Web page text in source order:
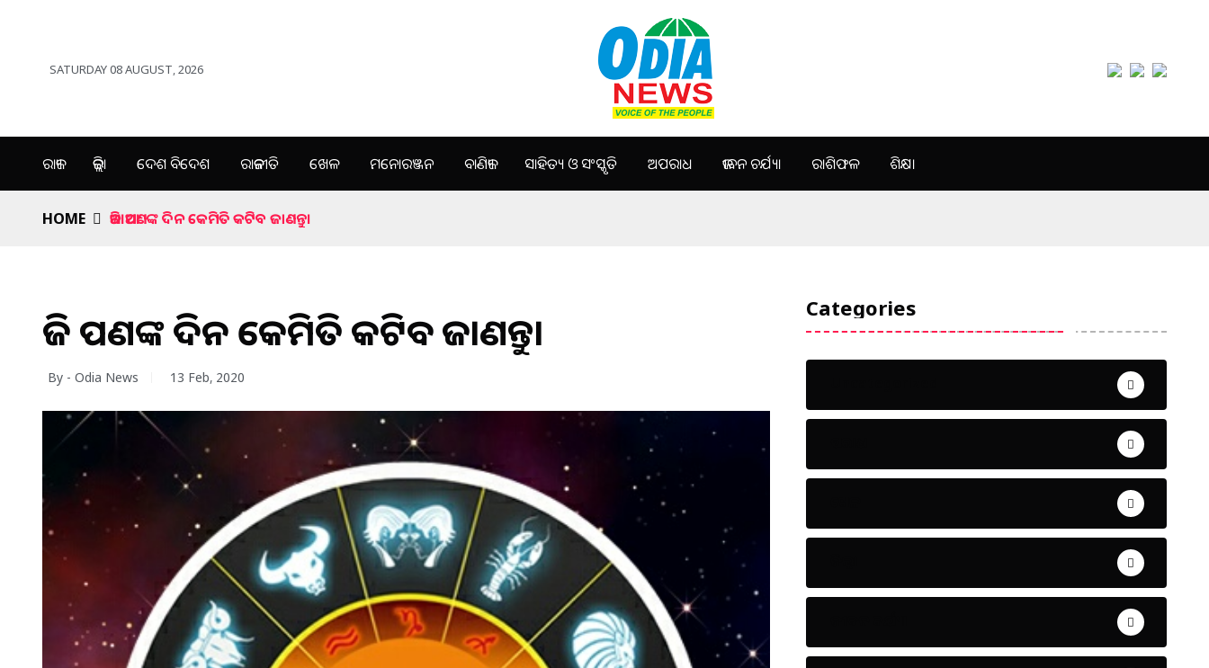
SATURDAY 08 AUGUST, 2026
ରାଜ୍ୟ ଜିଲ୍ଲା ଦେଶ ବିଦେଶ ରାଜନୀତି ଖେଳ ମନୋରଞ୍ଜନ ବାଣିଜ୍ୟ ସାହିତ୍ୟ ଓ ସଂସ୍କୃତି ଅପରାଧ ଜୀବନ ଚର୍ଯ୍ୟା ରାଶିଫଳ ଶିକ୍ଷା
HOME ଆଜି ଆପଣଙ୍କ ଦିନ କେମିତି କଟିବ ଜାଣନ୍ତୁ।
ଆଜି ଆପଣଙ୍କ ଦିନ କେମିତି କଟିବ ଜାଣନ୍ତୁ।
By - Odia News 13 Feb, 2020
Categories